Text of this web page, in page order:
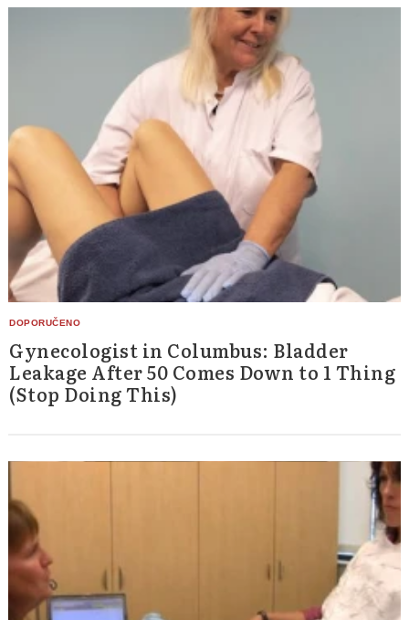
Gynecologist in Columbus: Bladder
Leakage After 50 Comes Down to 1 Thing
(Stop Doing This)